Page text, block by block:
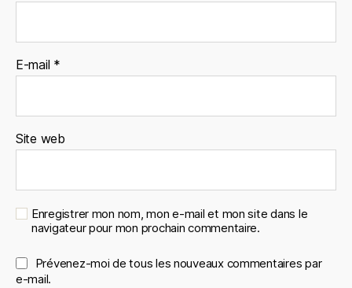
E-mail *
Site web
Enregistrer mon nom, mon e-mail et mon site dans le
navigateur pour mon prochain commentaire.
Prévenez-moi de tous les nouveaux commentaires par
e-mail.